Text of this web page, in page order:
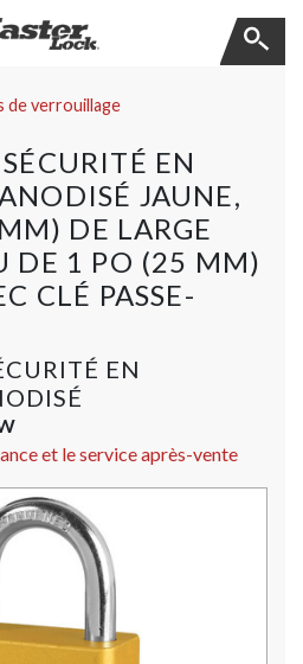
de verrouillage
EN
JAUNE,
DE LARGE
DE 1 PO (25 MM)
CLÉ PASSE-
EN
et le service après-vente